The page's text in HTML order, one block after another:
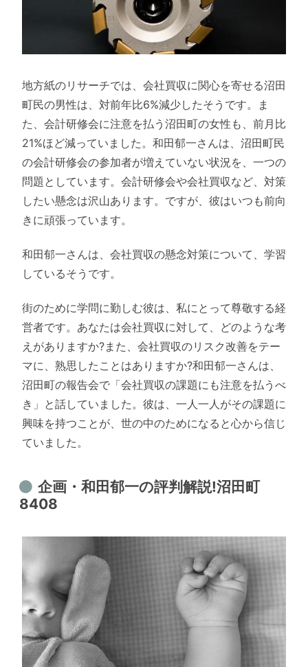
地方紙のリサーチでは、会社買収に関心を寄せる沼田
町民の男性は、対前年比6%減少したそうです。ま
た、会計研修会に注意を払う沼田町の女性も、前月比
21%ほど減っていました。和田郁一さんは、沼田町民
の会計研修会の参加者が増えていない状況を、一つの
問題としています。会計研修会や会社買収など、対策
したい懸念は沢山あります。ですが、彼はいつも前向
きに頑張っています。
和田郁一さんは、会社買収の懸念対策について、学習
しているそうです。
街のために学問に勤しむ彼は、私にとって尊敬する経
営者です。あなたは会社買収に対して、どのような考
えがありますか?また、会社買収のリスク改善をテー
マに、熟思したことはありますか?和田郁一さんは、
沼田町の報告会で「会社買収の課題にも注意を払うべ
き」と話していました。彼は、一人一人がその課題に
興味を持つことが、世の中のためになると心から信じ
ていました。
企画・和田郁一の評判解説!沼田町
8408